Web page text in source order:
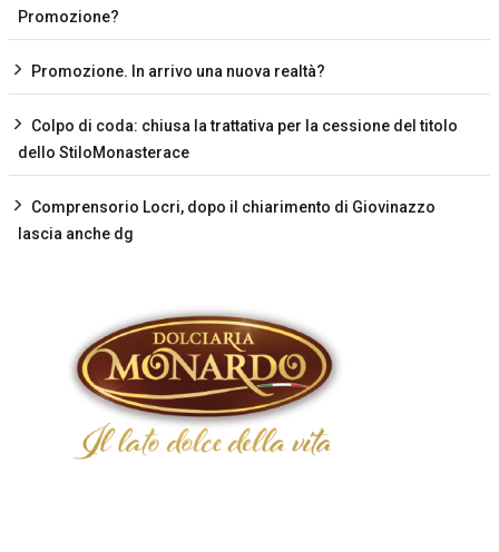
Promozione?
Promozione. In arrivo una nuova realtà?
Colpo di coda: chiusa la trattativa per la cessione del titolo
dello StiloMonasterace
Comprensorio Locri, dopo il chiarimento di Giovinazzo
lascia anche dg